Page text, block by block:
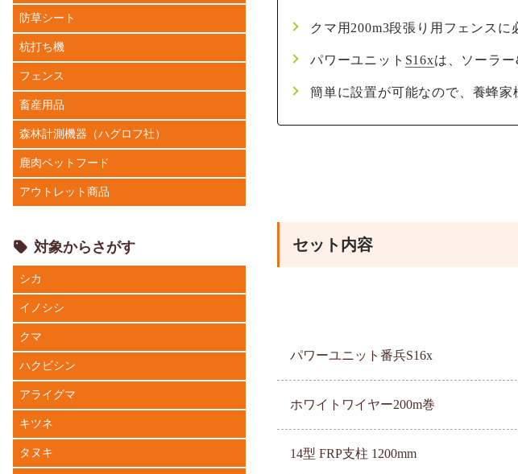
クマ用200m3段張り用フェンスに
パワーユニット S16xは、ソーラ
簡単に設置が可能なので、養蜂家
セット内容
パワーユニット番兵S16x
ホワイトワイヤー200m巻
14型 FRP支柱 1200mm
防草シート
杭打ち機
フェンス
畜産用品
森林計測機器（ハグロフ社）
鹿肉ペットフード
アウトレット商品
対象からさがす
シカ
イノシシ
クマ
ハクビシン
アライグマ
キツネ
タヌキ